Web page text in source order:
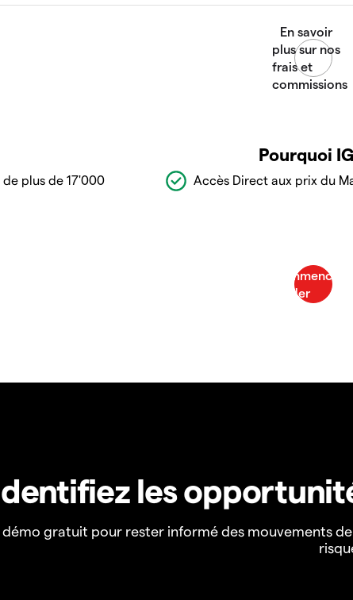
Pourquoi
plus de 17'000
Accès Direct aux prix du
les
gratuit pour rester informé des mouvements